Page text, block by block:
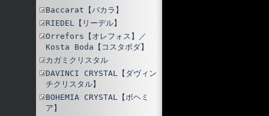
Baccarat【バカラ】
RIEDEL【リーデル】
Orrefors【オレフォス】／
Kosta Boda【コスタボダ】
カガミクリスタル
DAVINCI CRYSTAL【ダヴィン
チクリスタル】
BOHEMIA CRYSTAL【ボヘミ
ア】